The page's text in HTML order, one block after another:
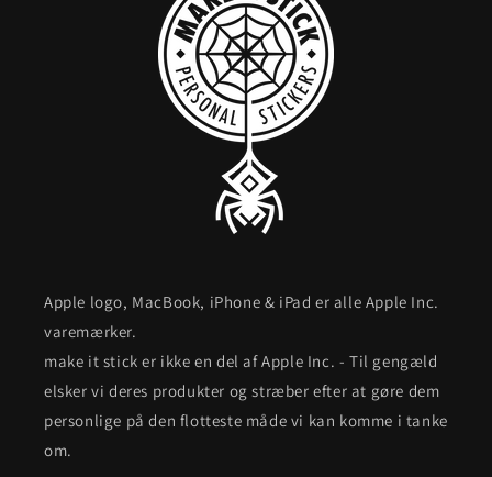
Apple logo, MacBook, iPhone & iPad er alle Apple Inc.
varemærker.
make it stick er ikke en del af Apple Inc. - Til gengæld
elsker vi deres produkter og stræber efter at gøre dem
personlige på den flotteste måde vi kan komme i tanke
om.